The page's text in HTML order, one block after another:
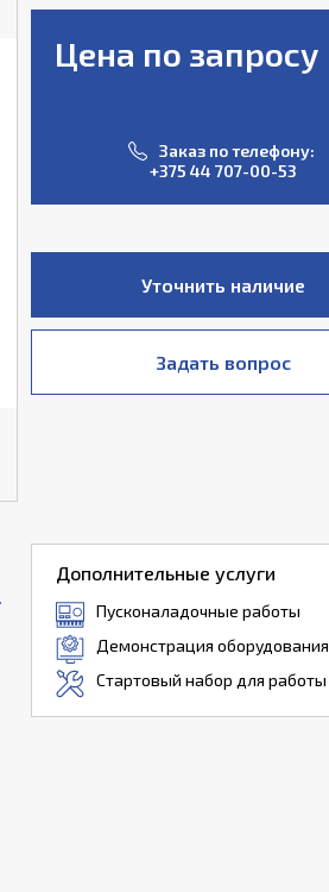
Цена по запросу
Заказ по телефону:
+375 44 707-00-53
Уточнить наличие
Задать вопрос
Дополнительные услуги
Пусконаладочные работы
Демонстрация оборудования
Стартовый набор для работы